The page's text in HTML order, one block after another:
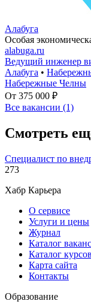
Алабуга
Особая
alabuga.ru
Ведущий инженер
Алабуга •
Набережные Челны
От 375 000 ₽
Все вакансии (1)
Смотреть
Специалист по
273
Хабр Карьера
О сервисе
Услуги и цены
Журнал
Каталог
Каталог курсов
Карта сайта
Контакты
Образование